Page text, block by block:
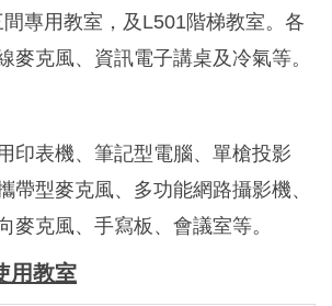
專用教室，及L501階梯教室。各
麥克風、資訊電子講桌及冷氣等。
印表機、筆記型電腦、單槍投影
帶型麥克風、多功能網路攝影機、
麥克風、手寫板、會議室等。
用教室